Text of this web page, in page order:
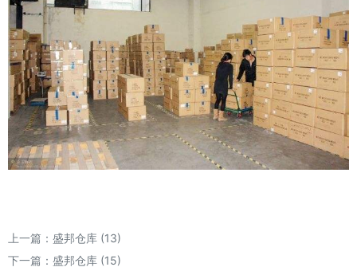
上一篇： 盛邦仓库 (13)
下一篇： 盛邦仓库 (15)